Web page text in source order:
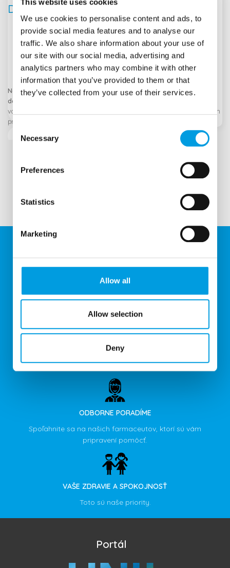
This website uses cookies
We use cookies to personalise content and ads, to
provide social media features and to analyse our
traffic. We also share information about your use of
our site with our social media, advertising and
analytics partners who may combine it with other
information that you’ve provided to them or that
they’ve collected from your use of their services.
Selection
Necessary
Preferences
Statistics
Marketing
Allow all
Allow selection
Deny
Drimon, 30 tabliet
6,19€
Napomáha kuvoľneniu stresu , má upokojujúci účinok, podporuje
dobrý spánok.
valeriány, medovky a mučenky
, a tým
prispievajú k
Poskytujeme zľavy z doplatkov na receptové lieky až do
výšky 50%.
ODBORNE PORADÍME
Spoľahnite sa na našich farmaceutov, ktorí sú vám
pripravení pomôcť.
VAŠE ZDRAVIE A SPOKOJNOSŤ
Toto sú naše priority.
Portál